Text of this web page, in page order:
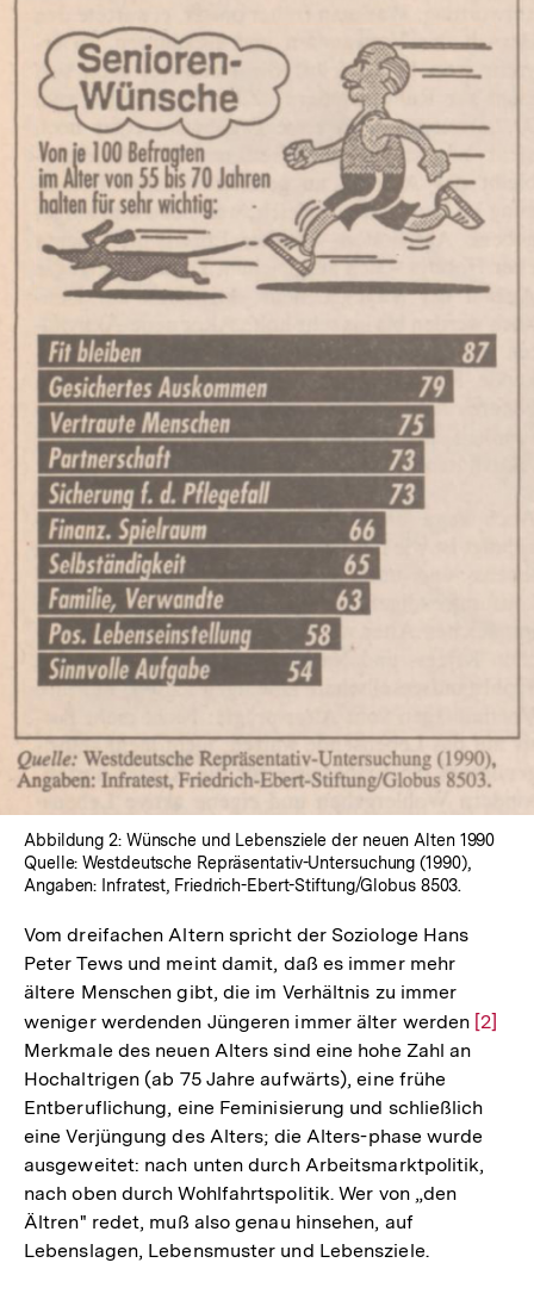
In
Abbildung 2: Wünsche und Lebensziele der neuen Alten 1990
Quelle: Westdeutsche Repräsentativ-Untersuchung (1990),
Angaben: Infratest, Friedrich-Ebert-Stiftung/Globus 8503.
Vom dreifachen Altern spricht der Soziologe Hans
Peter Tews und meint damit, daß es immer mehr
ältere Menschen gibt, die im Verhältnis zu immer
weniger werdenden Jüngeren immer älter werden Zur
[2]
Merkmale des neuen Alters sind eine hohe Zahl an
Hochaltrigen (ab 75 Jahre aufwärts), eine frühe
Entberuflichung, eine Feminisierung und schließlich
eine Verjüngung des Alters; die Alters-phase wurde
ausgeweitet: nach unten durch Arbeitsmarktpolitik,
nach oben durch Wohlfahrtspolitik. Wer von „den
Ältren" redet, muß also genau hinsehen, auf
Lebenslagen, Lebensmuster und Lebensziele.